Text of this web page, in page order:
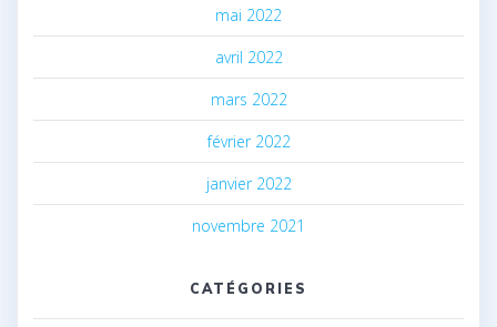
mai 2022
avril 2022
mars 2022
février 2022
janvier 2022
novembre 2021
CATÉGORIES